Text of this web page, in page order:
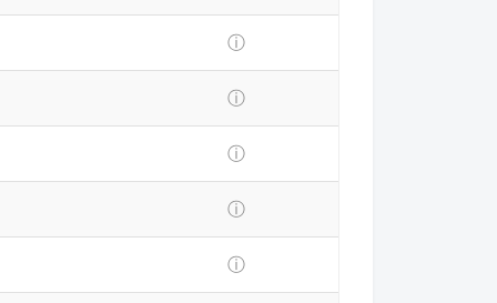
ⓘ
ⓘ
ⓘ
ⓘ
ⓘ